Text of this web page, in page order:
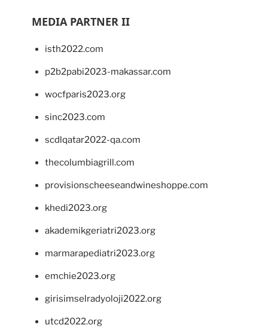
MEDIA PARTNER II
isth2022.com
p2b2pabi2023-makassar.com
wocfparis2023.org
sinc2023.com
scdlqatar2022-qa.com
thecolumbiagrill.com
provisionscheeseandwineshoppe.com
khedi2023.org
akademikgeriatri2023.org
marmarapediatri2023.org
emchie2023.org
girisimselradyoloji2022.org
utcd2022.org